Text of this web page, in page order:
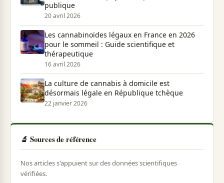
publique
20 avril 2026
Les cannabinoïdes légaux en France en 2026
pour le sommeil : Guide scientifique et
thérapeutique
16 avril 2026
La culture de cannabis à domicile est
désormais légale en République tchèque
22 janvier 2026
🔬 Sources de référence
Nos articles s'appuient sur des données scientifiques
vérifiées.